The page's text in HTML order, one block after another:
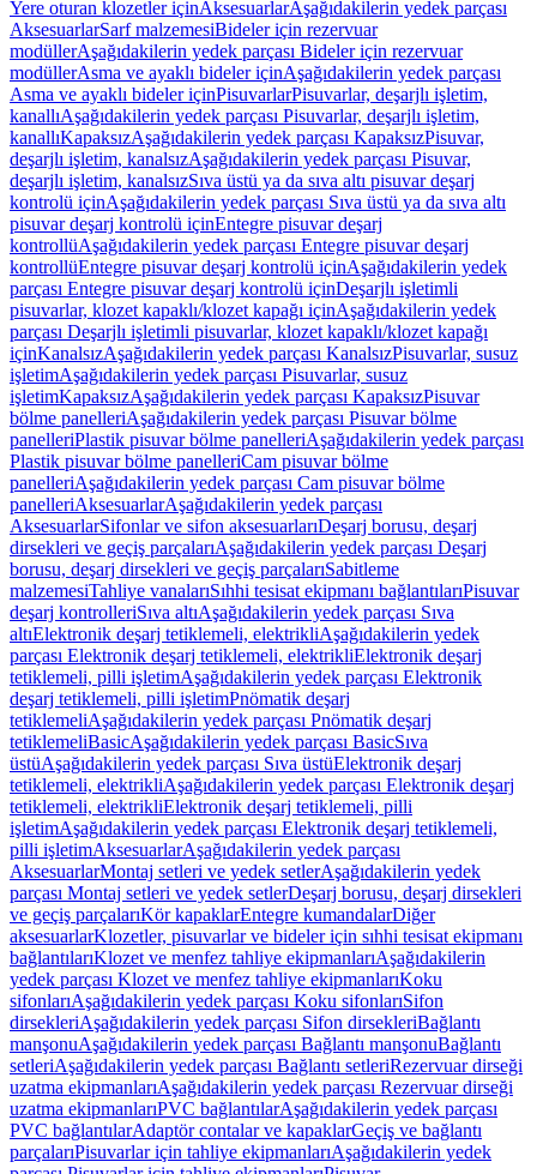
Yere oturan klozetler içinAksesuarlarAşağıdakilerin yedek parçası
AksesuarlarSarf malzemesiBideler için rezervuar
modüllerAşağıdakilerin yedek parçası Bideler için rezervuar
modüllerAsma ve ayaklı bideler içinAşağıdakilerin yedek parçası
Asma ve ayaklı bideler içinPisuvarlarPisuvarlar, deşarjlı işletim,
kanallıAşağıdakilerin yedek parçası Pisuvarlar, deşarjlı işletim,
kanallıKapaksızAşağıdakilerin yedek parçası KapaksızPisuvar,
deşarjlı işletim, kanalsızAşağıdakilerin yedek parçası Pisuvar,
deşarjlı işletim, kanalsızSıva üstü ya da sıva altı pisuvar deşarj
kontrolü içinAşağıdakilerin yedek parçası Sıva üstü ya da sıva altı
pisuvar deşarj kontrolü içinEntegre pisuvar deşarj
kontrollüAşağıdakilerin yedek parçası Entegre pisuvar deşarj
kontrollüEntegre pisuvar deşarj kontrolü içinAşağıdakilerin yedek
parçası Entegre pisuvar deşarj kontrolü içinDeşarjlı işletimli
pisuvarlar, klozet kapaklı/klozet kapağı içinAşağıdakilerin yedek
parçası Deşarjlı işletimli pisuvarlar, klozet kapaklı/klozet kapağı
içinKanalsızAşağıdakilerin yedek parçası KanalsızPisuvarlar, susuz
işletimAşağıdakilerin yedek parçası Pisuvarlar, susuz
işletimKapaksızAşağıdakilerin yedek parçası KapaksızPisuvar
bölme panelleriAşağıdakilerin yedek parçası Pisuvar bölme
panelleriPlastik pisuvar bölme panelleriAşağıdakilerin yedek parçası
Plastik pisuvar bölme panelleriCam pisuvar bölme
panelleriAşağıdakilerin yedek parçası Cam pisuvar bölme
panelleriAksesuarlarAşağıdakilerin yedek parçası
AksesuarlarSifonlar ve sifon aksesuarlarıDeşarj borusu, deşarj
dirsekleri ve geçiş parçalarıAşağıdakilerin yedek parçası Deşarj
borusu, deşarj dirsekleri ve geçiş parçalarıSabitleme
malzemesiTahliye vanalarıSıhhi tesisat ekipmanı bağlantılarıPisuvar
deşarj kontrolleriSıva altıAşağıdakilerin yedek parçası Sıva
altıElektronik deşarj tetiklemeli, elektrikliAşağıdakilerin yedek
parçası Elektronik deşarj tetiklemeli, elektrikliElektronik deşarj
tetiklemeli, pilli işletimAşağıdakilerin yedek parçası Elektronik
deşarj tetiklemeli, pilli işletimPnömatik deşarj
tetiklemeliAşağıdakilerin yedek parçası Pnömatik deşarj
tetiklemeliBasicAşağıdakilerin yedek parçası BasicSıva
üstüAşağıdakilerin yedek parçası Sıva üstüElektronik deşarj
tetiklemeli, elektrikliAşağıdakilerin yedek parçası Elektronik deşarj
tetiklemeli, elektrikliElektronik deşarj tetiklemeli, pilli
işletimAşağıdakilerin yedek parçası Elektronik deşarj tetiklemeli,
pilli işletimAksesuarlarAşağıdakilerin yedek parçası
AksesuarlarMontaj setleri ve yedek setlerAşağıdakilerin yedek
parçası Montaj setleri ve yedek setlerDeşarj borusu, deşarj dirsekleri
ve geçiş parçalarıKör kapaklarEntegre kumandalarDiğer
aksesuarlarKlozetler, pisuvarlar ve bideler için sıhhi tesisat ekipmanı
bağlantılarıKlozet ve menfez tahliye ekipmanlarıAşağıdakilerin
yedek parçası Klozet ve menfez tahliye ekipmanlarıKoku
sifonlarıAşağıdakilerin yedek parçası Koku sifonlarıSifon
dirsekleriAşağıdakilerin yedek parçası Sifon dirsekleriBağlantı
manşonuAşağıdakilerin yedek parçası Bağlantı manşonuBağlantı
setleriAşağıdakilerin yedek parçası Bağlantı setleriRezervuar dirseği
uzatma ekipmanlarıAşağıdakilerin yedek parçası Rezervuar dirseği
uzatma ekipmanlarıPVC bağlantılarAşağıdakilerin yedek parçası
PVC bağlantılarAdaptör contalar ve kapaklarGeçiş ve bağlantı
parçalarıPisuvarlar için tahliye ekipmanlarıAşağıdakilerin yedek